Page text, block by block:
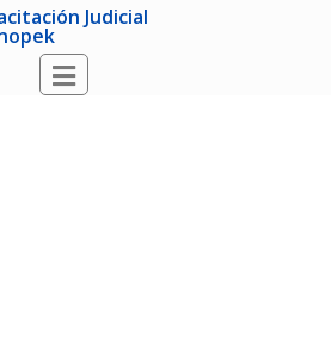
Judicial